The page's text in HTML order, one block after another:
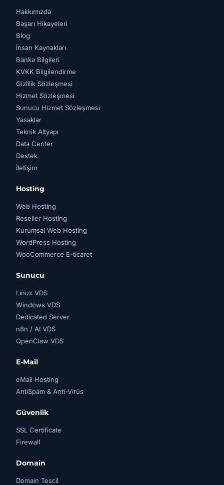
Hakkımızda
Başarı Hikayeleri
Blog
İnsan Kaynakları
Banka Bilgileri
KVKK Bilgilendirme
Gizlilik Sözleşmesi
Hizmet Sözleşmesi
Sunucu Hizmet Sözleşmesi
Yasaklar
Teknik Altyapı
Data Center
Destek
İletişim
Hosting
Web Hosting
Reseller Hosting
Kurumsal Web Hosting
WordPress Hosting
WooCommerce E-ticaret
Sunucu
Linux VDS
Windows VDS
Dedicated Server
n8n / AI VDS
OpenClaw VDS
E-Mail
eMail Hosting
AntiSpam & Anti-Virüs
Güvenlik
SSL Certificate
Firewall
Domain
Domain Tescil